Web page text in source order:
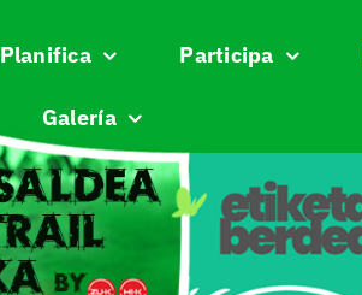
Planifica Participa
Galería